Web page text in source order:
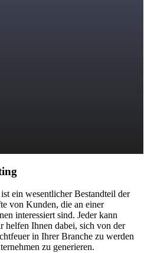
ein wesentlicher Bestandteil der
von Kunden, die an einer
interessiert sind. Jeder kann
helfen Ihnen dabei, sich von der
in Ihrer Branche zu werden
zu generieren.